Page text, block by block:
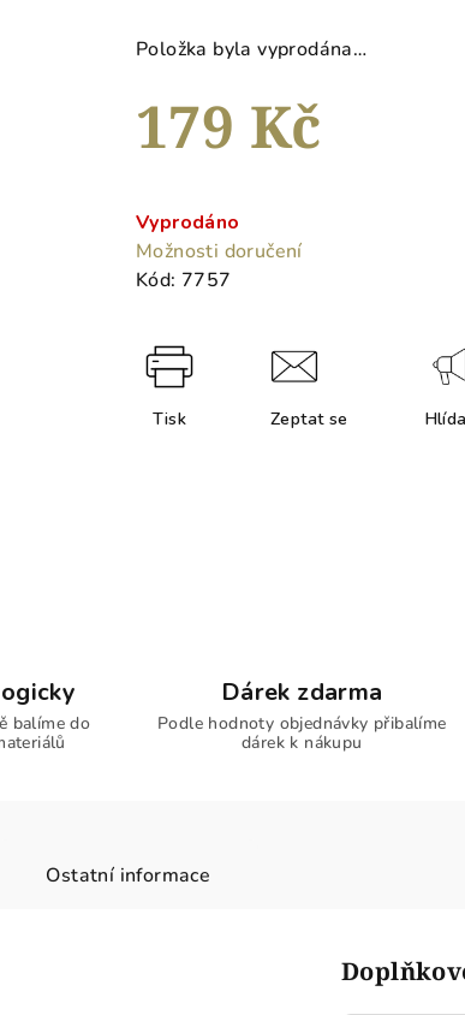
5
Položka byla vyprodána…
179 Kč
cena:
Vyprodáno
Možnosti doručení
Kód: 7757
Tisk Zeptat se
balíme do
Dárek zdarma
Podle hodnoty objednávky přibalíme
dárek k nákupu
Ostatní informace